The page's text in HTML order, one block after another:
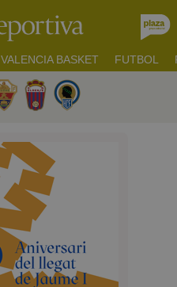
VALENCIA BASKET FUTBOL